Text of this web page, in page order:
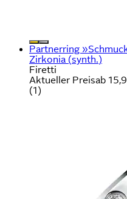
Partnerring
Zirkonia (synth.)
Firetti
Aktueller Preisab
(1)